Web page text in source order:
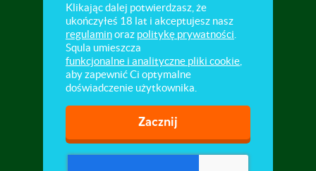
Klikając dalej potwierdzasz, że
ukończyłeś 18 lat i akceptujesz nasz
regulaminoraz politykę prywatności
Squla umieszcza
funkcjonalne i analityczne pliki cookie
aby zapewnić Ci optymalne
doświadczenie użytkownika.
Zacznij